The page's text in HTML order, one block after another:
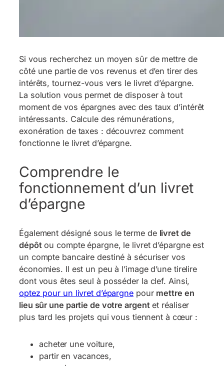
Si vous recherchez un moyen sûr de mettre de
côté une partie de vos revenus et d’en tirer des
intérêts, tournez-vous vers le livret d’épargne.
La solution vous permet de disposer à tout
moment de vos épargnes avec des taux d’intérêt
intéressants. Calcule des rémunérations,
exonération de taxes : découvrez comment
fonctionne le livret d’épargne.
Comprendre le
fonctionnement d’un livret
d’épargne
Également désigné sous le terme de livret de
dépôtou compte épargne, le livret d’épargne est
un compte bancaire destiné à sécuriser vos
économies. Il est un peu à l’image d’une tirelire
dont vous êtes seul à posséder la clef. Ainsi,
optez pour un livret d’épargne pour mettre en
lieu sûr une partie de votre argentet réaliser
plus tard les projets qui vous tiennent à cœur :
acheter une voiture,
partir en vacances,